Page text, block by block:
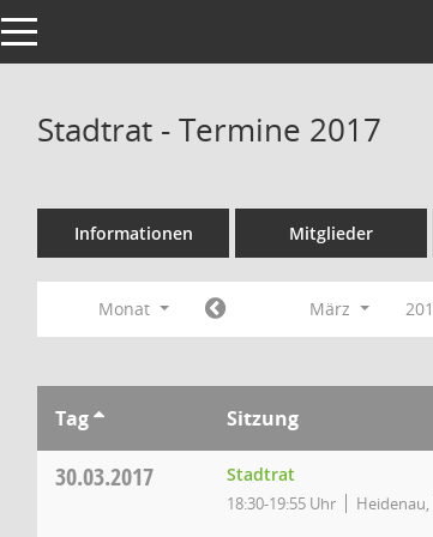
Toggle navigation
Stadtrat - Termine 2017
Informationen Mitglieder
Monat März
Tag Sitzung
30.03.2017 Stadtrat
18:30-19:55 Uhr Heidenau,